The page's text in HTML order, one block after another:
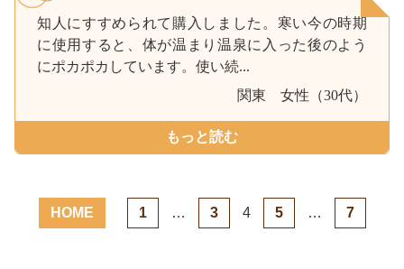
知人にすすめられて購入しました。寒い今の時期
に使用すると、体が温まり温泉に入った後のよう
にポカポカしています。使い続...
関東
女性（30代）
もっと読む
HOME 1 … 3 4 5 … 7